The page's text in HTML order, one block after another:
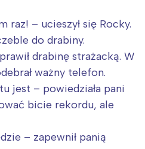
raz! – ucieszył się Rocky.
do drabiny.
drabinę strażacką. W
ważny telefon.
jest – powiedziała pani
bicie rekordu, ale
– zapewnił panią